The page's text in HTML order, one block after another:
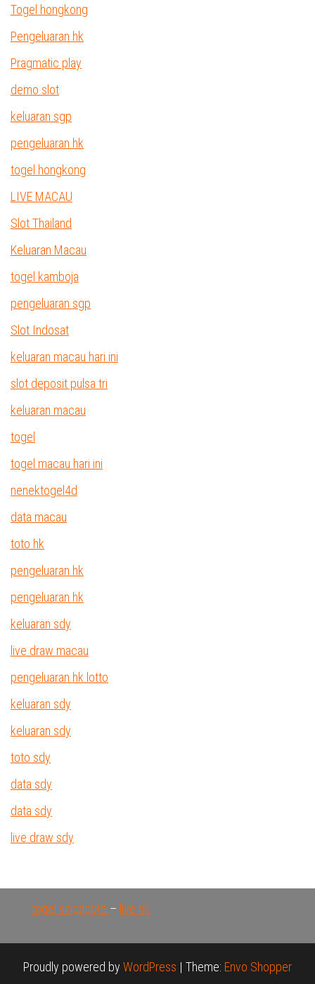
Togel hongkong
Pengeluaran hk
Pragmatic play
demo slot
keluaran sgp
pengeluaran hk
togel hongkong
LIVE MACAU
Slot Thailand
Keluaran Macau
togel kamboja
pengeluaran sgp
Slot Indosat
keluaran macau hari ini
slot deposit pulsa tri
keluaran macau
togel
togel macau hari ini
nenektogel4d
data macau
toto hk
pengeluaran hk
pengeluaran hk
keluaran sdy
live draw macau
pengeluaran hk lotto
keluaran sdy
keluaran sdy
toto sdy
data sdy
data sdy
live draw sdy
togel singapore – live hk
Proudly powered by WordPress | Theme: Envo Shopper